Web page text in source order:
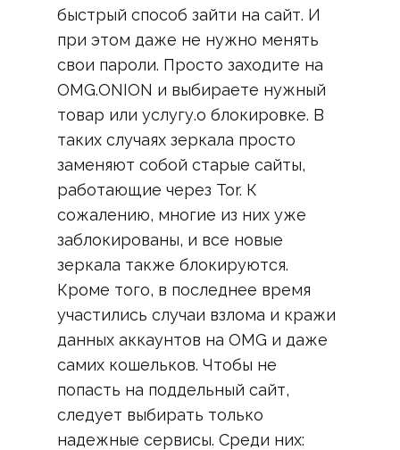
быстрый способ зайти на сайт. И
при этом даже не нужно менять
свои пароли. Просто заходите на
OMG.ONION и выбираете нужный
товар или услугу.о блокировке. В
таких случаях зеркала просто
заменяют собой старые сайты,
работающие через Tor. К
сожалению, многие из них уже
заблокированы, и все новые
зеркала также блокируются.
Кроме того, в последнее время
участились случаи взлома и кражи
данных аккаунтов на OMG и даже
самих кошельков. Чтобы не
попасть на поддельный сайт,
следует выбирать только
надежные сервисы. Среди них: